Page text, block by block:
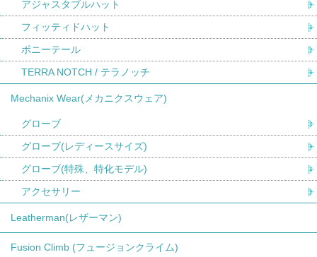
アジャスタブルハット
フィッティドハット
ポニーテール
TERRA NOTCH / テラノッチ
Mechanix Wear(メカニクスウェア)
グローブ
グローブ(レディースサイズ)
グローブ(特殊、特化モデル)
アクセサリー
Leatherman(レザーマン)
Fusion Climb (フュージョンクライム)